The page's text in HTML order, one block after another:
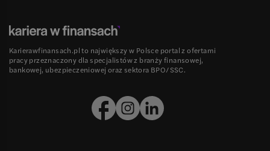
Karierawfinansach.pl to największy w Polsce portal z ofertami
pracy przeznaczony dla specjalistów z branży finansowej,
bankowej, ubezpieczeniowej oraz sektora BPO/SSC.